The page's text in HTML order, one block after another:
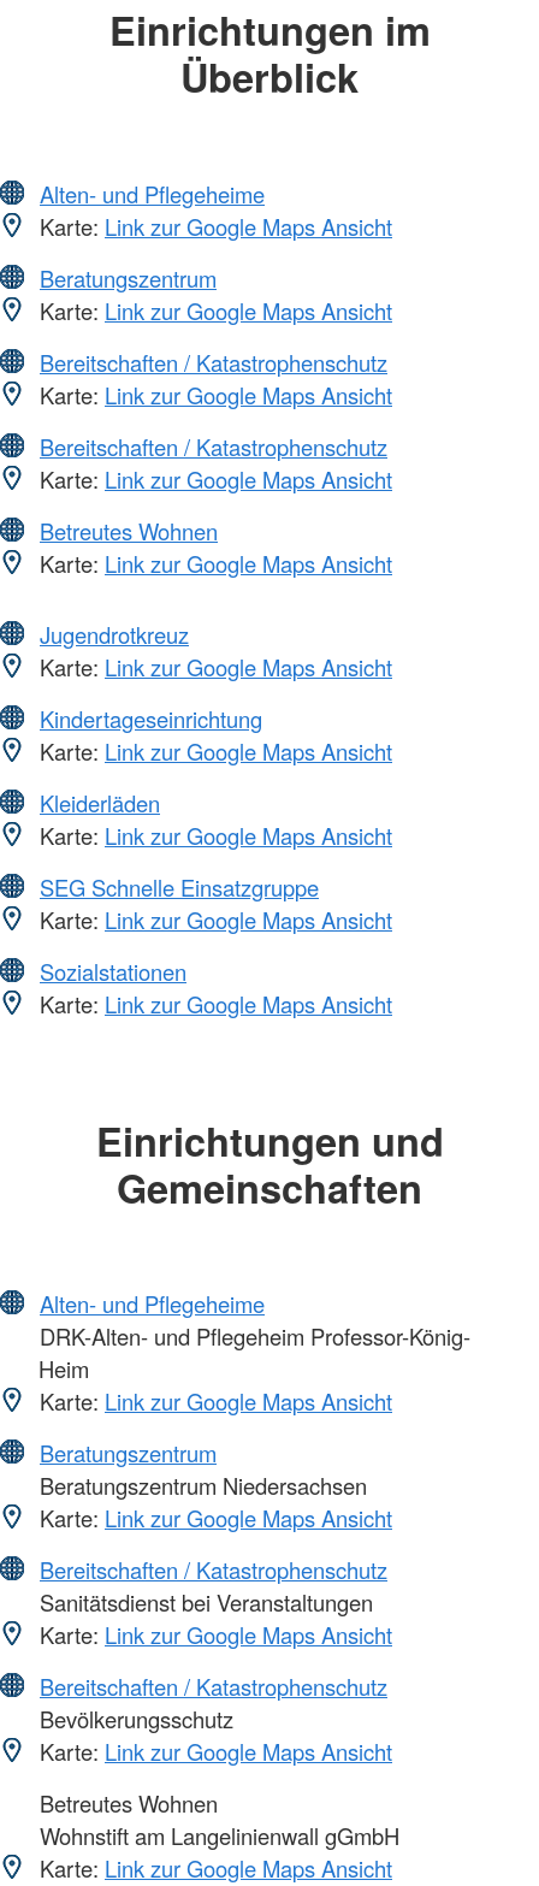
Einrichtungen im
Überblick
Alten- und Pflegeheime
Karte: Link zur Google Maps Ansicht
Beratungszentrum
Karte: Link zur Google Maps Ansicht
Bereitschaften / Katastrophenschutz
Karte: Link zur Google Maps Ansicht
Bereitschaften / Katastrophenschutz
Karte: Link zur Google Maps Ansicht
Betreutes Wohnen
Karte: Link zur Google Maps Ansicht
Jugendrotkreuz
Karte: Link zur Google Maps Ansicht
Kindertageseinrichtung
Karte: Link zur Google Maps Ansicht
Kleiderläden
Karte: Link zur Google Maps Ansicht
SEG Schnelle Einsatzgruppe
Karte: Link zur Google Maps Ansicht
Sozialstationen
Karte: Link zur Google Maps Ansicht
Einrichtungen und
Gemeinschaften
Alten- und Pflegeheime
DRK-Alten- und Pflegeheim Professor-König-
Heim
Karte: Link zur Google Maps Ansicht
Beratungszentrum
Beratungszentrum Niedersachsen
Karte: Link zur Google Maps Ansicht
Bereitschaften / Katastrophenschutz
Sanitätsdienst bei Veranstaltungen
Karte: Link zur Google Maps Ansicht
Bereitschaften / Katastrophenschutz
Bevölkerungsschutz
Karte: Link zur Google Maps Ansicht
Betreutes Wohnen
Wohnstift am Langelinienwall gGmbH
Karte: Link zur Google Maps Ansicht